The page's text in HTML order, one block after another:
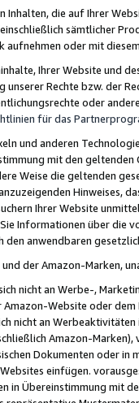
Inhalten, die auf Ihrer
sämtlicher
aufnehmen oder mit
Ihrer Website und
unserer Rechte bzw. der
oder
für das
und anderen
mit den
Weise die geltenden
Hinweises,
Ihrer Website
Informationen über die
anwendbaren
der Amazon-Marken,
nicht an Werbe-,
Website oder
nicht an
Amazon-
Dokumenten oder in
einfügen.
in Übereinstimmung mit